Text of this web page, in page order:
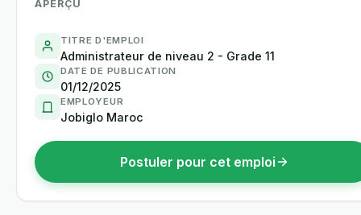
APERÇU
TITRE D'EMPLOI
Administrateur de niveau 2 - Grade 11
DATE DE PUBLICATION
01/12/2025
EMPLOYEUR
Jobiglo Maroc
Postuler pour cet emploi